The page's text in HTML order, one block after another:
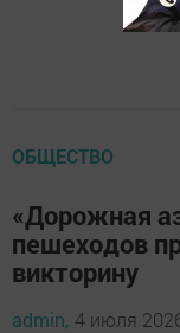
ОБЩЕСТВО
«Дорожная
пешеходов
викторину
admin, 4 июля